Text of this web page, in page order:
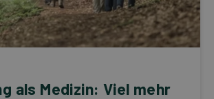
als Medizin: Viel mehr